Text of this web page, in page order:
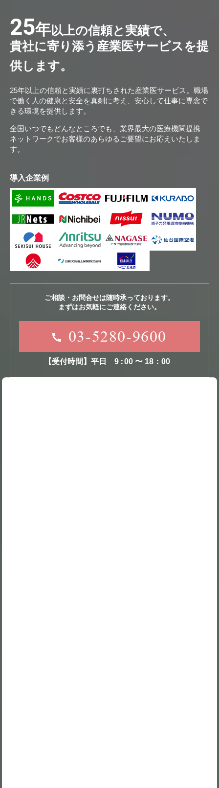
25年以上の信頼と実績で、
貴社に寄り添う産業医サービスを提
供します。
25年以上の信頼と実績に裏打ちされた産業医サービス。職場
で働く人の健康と安全を真剣に考え、安心して仕事に専念で
きる環境を提供します。
全国いつでもどんなところでも、業界最大の医療機関提携
ネットワークでお客様のあらゆるご要望にお応えいたしま
す。
導入企業例
ご相談・お問合せは随時承っております。
まずはお気軽にご連絡ください。
03-5280-9600
【受付時間】平日9：00 〜 18：00